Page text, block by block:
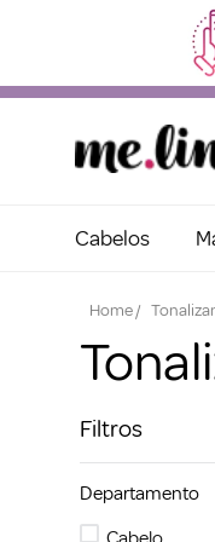
Cabelos
Filtros
Departamento